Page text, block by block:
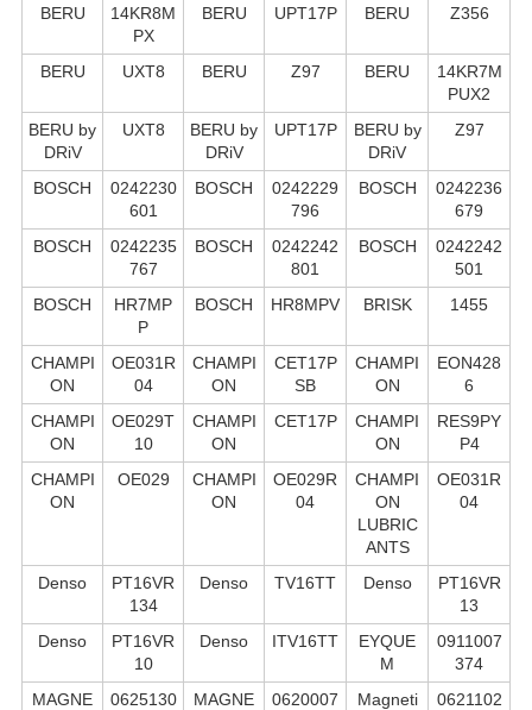
BERU
14KR8M
PX
BERU UPT17P BERU Z356
BERU UXT8 BERU Z97 BERU
14KR7M
PUX2
BERU by
DRiV
UXT8
BERU by
DRiV
UPT17P
BERU by
DRiV
Z97
BOSCH
0242230
601
BOSCH
0242229
796
BOSCH
0242236
679
BOSCH
0242235
767
BOSCH
0242242
801
BOSCH
0242242
501
BOSCH
HR7MP
P
BOSCH HR8MPV BRISK 1455
CHAMPI
ON
OE031R
04
CHAMPI
ON
CET17P
SB
CHAMPI
ON
EON428
6
CHAMPI
ON
OE029T
10
CHAMPI
ON
CET17P
CHAMPI
ON
RES9PY
P4
CHAMPI
ON
OE029
CHAMPI
ON
OE029R
04
CHAMPI
ON
LUBRIC
ANTS
OE031R
04
Denso
PT16VR
134
Denso TV16TT Denso
PT16VR
13
Denso
PT16VR
10
Denso ITV16TT
EYQUE
M
0911007
374
MAGNE
0625130
MAGNE
0620007
Magneti
0621102